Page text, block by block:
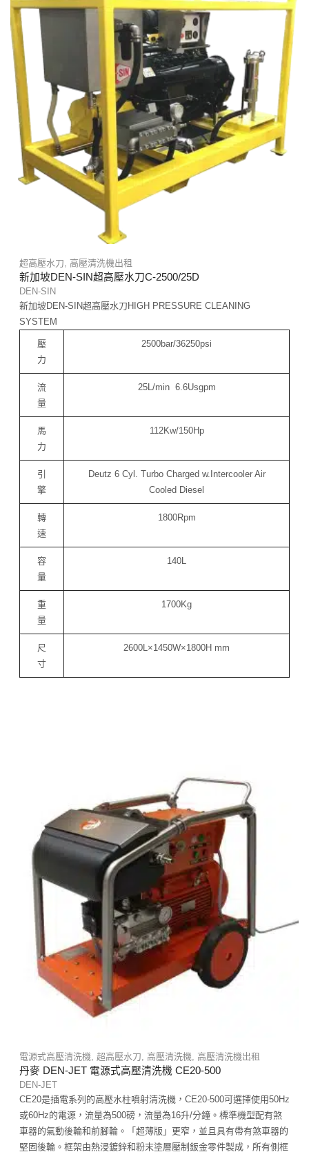
超高壓水刀, 高壓清洗機出租
新加坡DEN-SIN超高壓水刀C-2500/25D
DEN-SIN
新加坡DEN-SIN超高壓水刀HIGH PRESSURE CLEANING
SYSTEM
壓
力
2500bar/36250psi
流
量
25L/min 6.6Usgpm
馬
力
112Kw/150Hp
引
擎
Deutz 6 Cyl. Turbo Charged w.Intercooler Air
Cooled Diesel
轉
速
1800Rpm
容
量
140L
重
量
1700Kg
尺
寸
2600L×1450W×1800H mm
電源式高壓清洗機, 超高壓水刀, 高壓清洗機, 高壓清洗機出租
丹麥 DEN-JET 電源式高壓清洗機 CE20-500
DEN-JET
CE20是插電系列的高壓水柱噴射清洗機，CE20-500可選擇使用50Hz
或60Hz的電源，流量為500磅，流量為16升/分鐘。標準機型配有煞
車器的氣動後輪和前腳輪。「超薄版」更窄，並且具有帶有煞車器的
堅固後輪。框架由熱浸鍍鋅和粉末塗層壓制鈑金零件​​製成，所有側框